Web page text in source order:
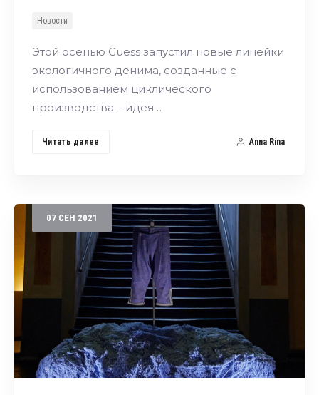
Новости
Этой осенью Guess запустил новые линейки
экологичного денима, созданные с
использованием циклического
производства – идея…
Читать далее Anna Rina
07 СЕН 2021